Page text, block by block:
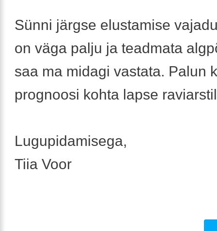
Sünni järgse elustamise
on väga palju ja teadmata
saa ma midagi vastata. Palun
prognoosi kohta lapse
Lugupidamisega,
Tiia Voor